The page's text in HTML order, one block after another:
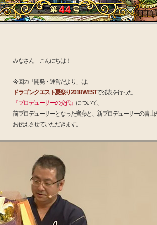
みなさん こんにちは！
今回の「開発・運営だより」は、
ドラゴンクエスト夏祭り2018 WESTで発表を行った
『プロデューサーの交代』 について、
前プロデューサーとなった齊藤と、新プロデューサーの青山
お伝えさせていただきます。